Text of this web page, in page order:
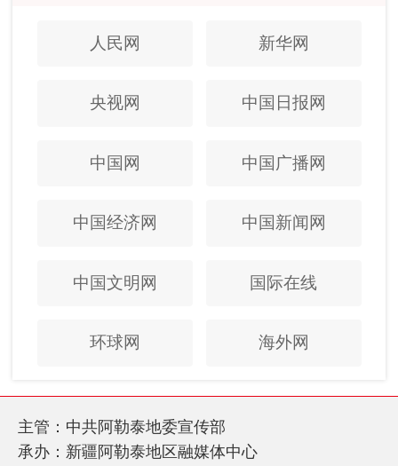
人民网 新华网
央视网 中国日报网
中国网 中国广播网
中国经济网 中国新闻网
中国文明网 国际在线
环球网 海外网
主管：中共阿勒泰地委宣传部
承办：新疆阿勒泰地区融媒体中心